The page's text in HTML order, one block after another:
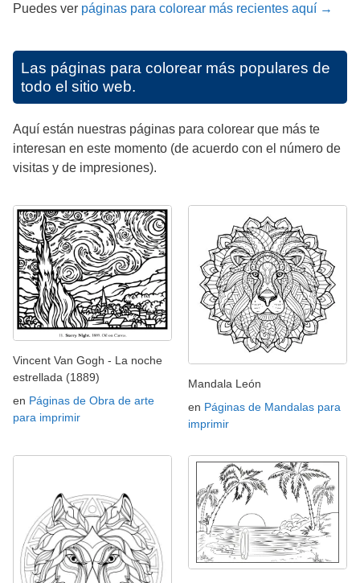
Puedes ver páginas para colorear más recientes aquí →
Las páginas para colorear más populares de
todo el sitio web.
Aquí están nuestras páginas para colorear que más te
interesan en este momento (de acuerdo con el número de
visitas y de impresiones).
Vincent Van Gogh - La noche
estrellada (1889)
en Páginas de Obra de arte
para imprimir
Mandala León
en Páginas de Mandalas para
imprimir